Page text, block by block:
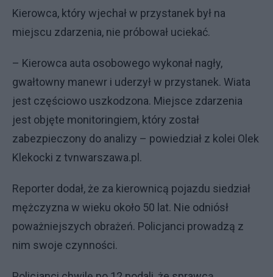
Kierowca, który wjechał w przystanek był na
miejscu zdarzenia, nie próbował uciekać.
– Kierowca auta osobowego wykonał nagły,
gwałtowny manewr i uderzył w przystanek. Wiata
jest częściowo uszkodzona. Miejsce zdarzenia
jest objęte monitoringiem, który został
zabezpieczony do analizy – powiedział z kolei Olek
Klekocki z tvnwarszawa.pl.
Reporter dodał, że za kierownicą pojazdu siedział
mężczyzna w wieku około 50 lat. Nie odniósł
poważniejszych obrażeń. Policjanci prowadzą z
nim swoje czynności.